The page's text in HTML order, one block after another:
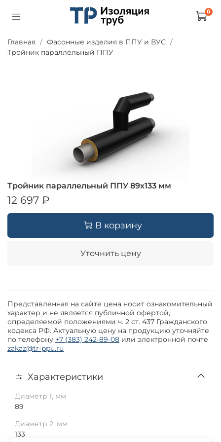
0
Главная
Фасонные изделия в ППУ и ВУС
Тройник параллельный ППУ
Тройник параллельный ППУ 89х133 мм
12 697 ₽
В корзину
Уточнить цену
Представленная на сайте цена носит ознакомительный
характер и не является публичной офертой,
определяемой положениями ч. 2 ст. 437 Гражданского
кодекса РФ. Актуальную цену на продукцию уточняйте
по телефону +7 (383) 242-89-08 или электронной почте
zakaz@tr-ppu.ru
Характеристики
Диаметр 1, мм
89
Диаметр 2, мм
133